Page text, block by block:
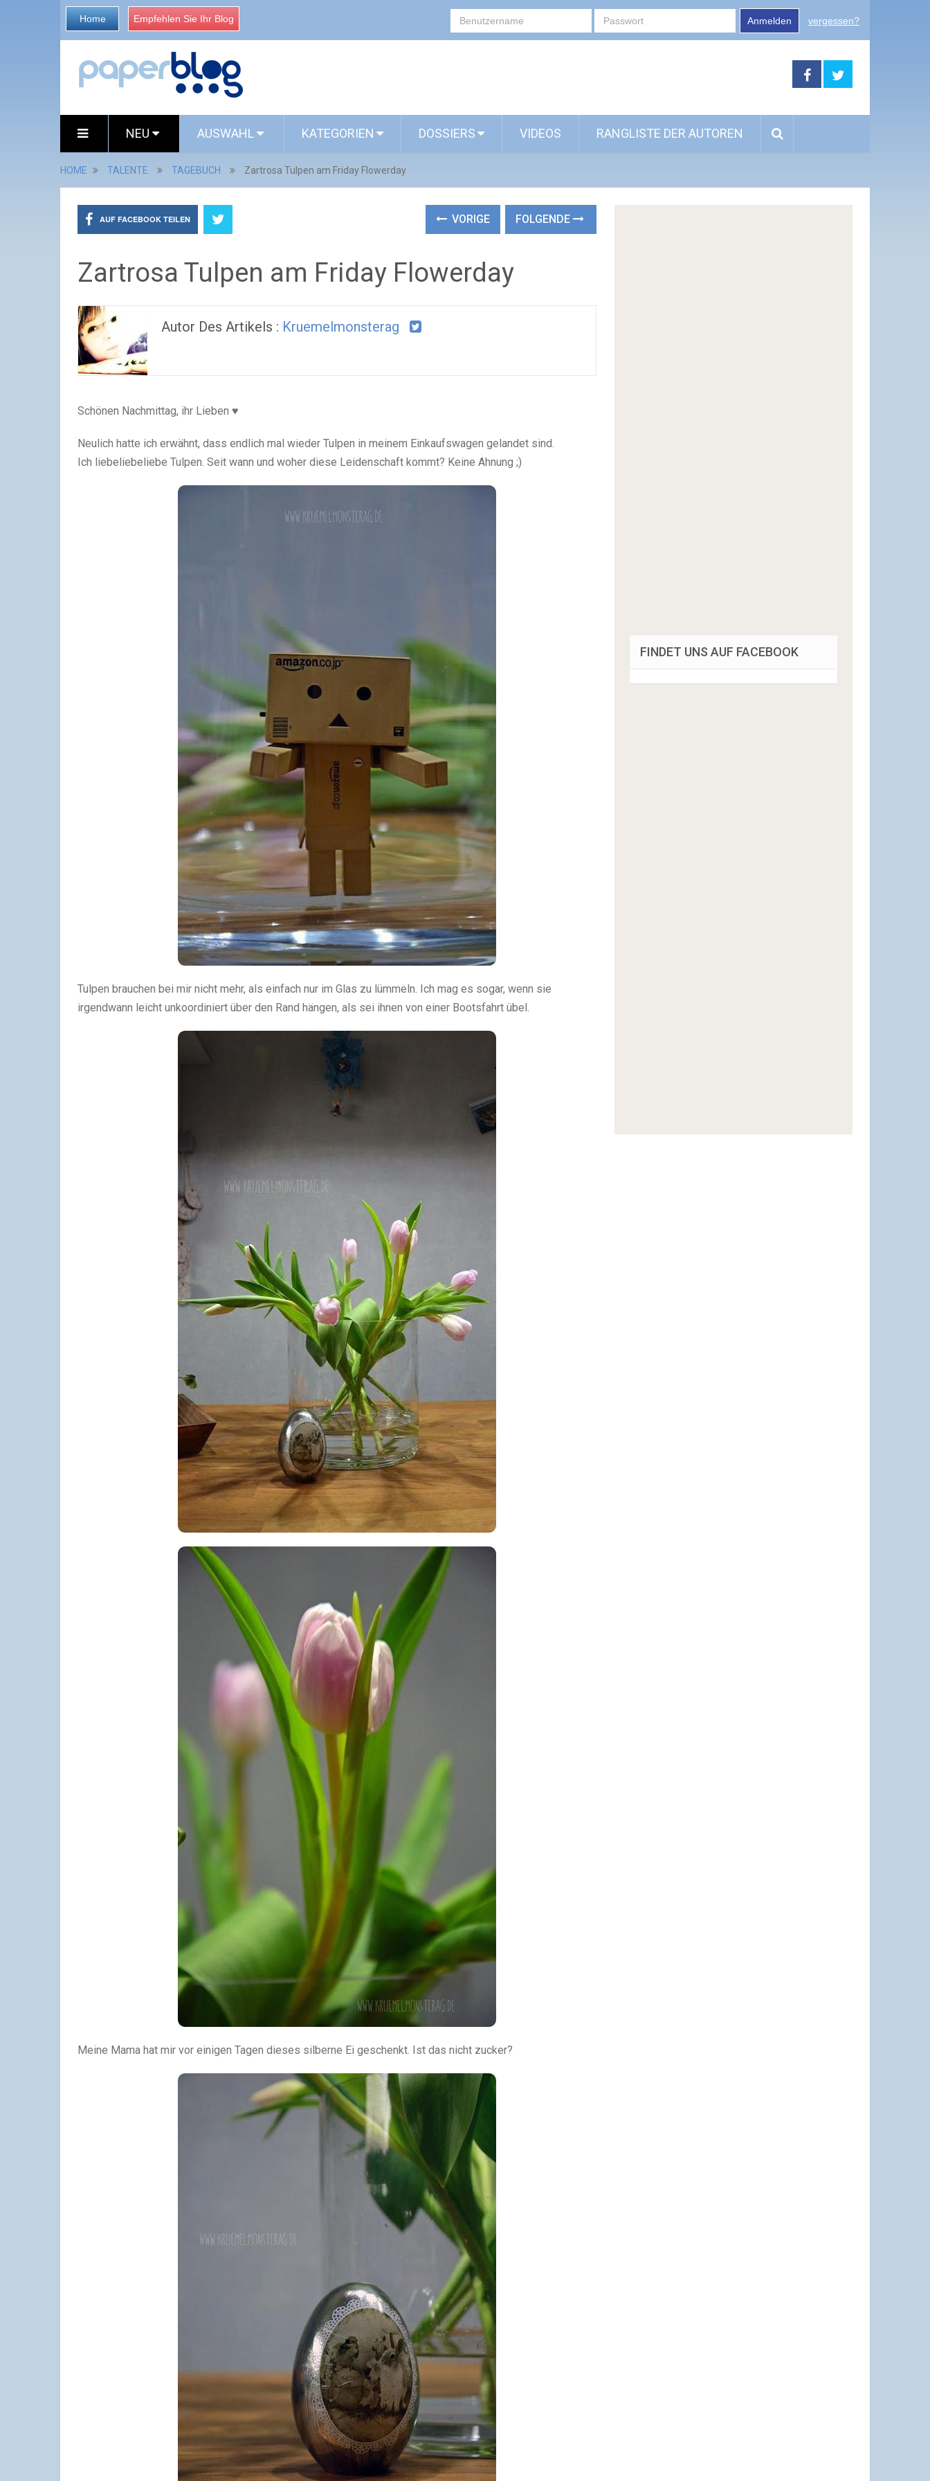
Home Empfehlen Sie Ihr Blog Anmelden vergessen?
NEU AUSWAHL KATEGORIEN DOSSIERS VIDEOS RANGLISTE DER AUTOREN
HOME TALENTE TAGEBUCH Zartrosa Tulpen am Friday Flowerday
AUF FACEBOOK TEILEN VORIGE FOLGENDE
Zartrosa Tulpen am Friday Flowerday
Autor Des Artikels : Kruemelmonsterag
Schönen Nachmittag, ihr Lieben ♥
Neulich hatte ich erwähnt, dass endlich mal wieder Tulpen in meinem Einkaufswagen gelandet sind.
Ich liebeliebeliebe Tulpen. Seit wann und woher diese Leidenschaft kommt? Keine Ahnung ;)
Tulpen brauchen bei mir nicht mehr, als einfach nur im Glas zu lümmeln. Ich mag es sogar, wenn sie
irgendwann leicht unkoordiniert über den Rand hängen, als sei ihnen von einer Bootsfahrt übel.
Meine Mama hat mir vor einigen Tagen dieses silberne Ei geschenkt. Ist das nicht zucker?
FINDET UNS AUF FACEBOOK